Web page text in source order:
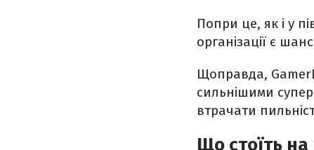
Попри це, як і у
організації є
Щоправда,
сильнішими
втрачати
Що стоїть на